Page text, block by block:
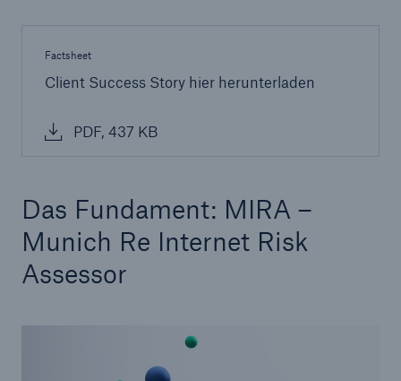
Factsheet
Client Success Story hier herunterladen
PDF, 437 KB
Das Fundament: MIRA –
Munich Re Internet Risk
Assessor
MIRA Digital Suite
MIRApply Physician: Digitalisierte
Hausarztberichte
CLARA – Claims Risk Assessment